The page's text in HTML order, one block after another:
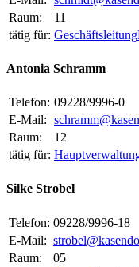
Raum:
11
tätig für: Geschäftsleitung
Antonia Schramm
Telefon: 09228/9996-0
E-Mail:
Raum:
12
tätig für:
Silke Strobel
Telefon: 09228/9996-18
E-Mail:
Raum:
05